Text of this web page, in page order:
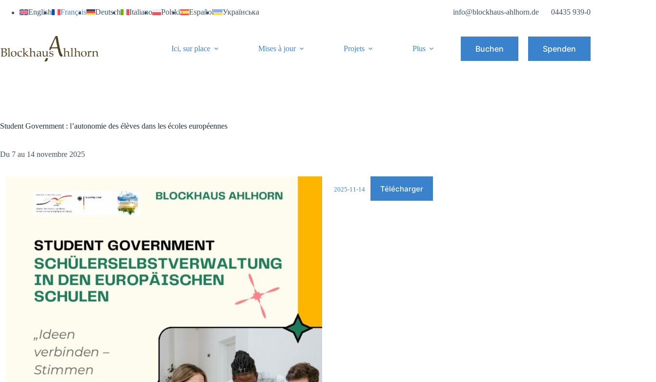
English Français Deutsch Italiano Polski Español Українська info@blockhaus-ahlhorn.de 04435 939-0
Ici, sur place Mises à jour Projets Plus Buchen Spenden
Student Government : l’autonomie des élèves dans les écoles européennes
Du 7 au 14 novembre 2025
2025-11-14 Télécharger